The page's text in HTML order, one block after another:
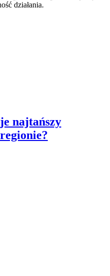
działania.
najtańszy